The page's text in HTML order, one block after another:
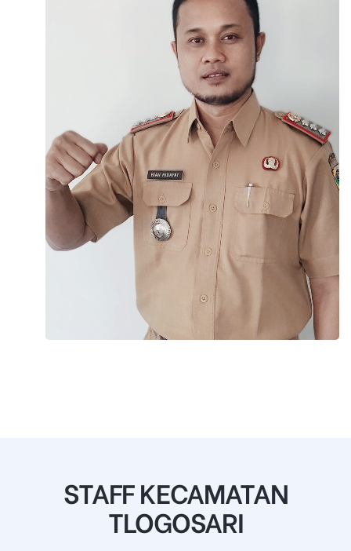
STAFF KECAMATAN
TLOGOSARI